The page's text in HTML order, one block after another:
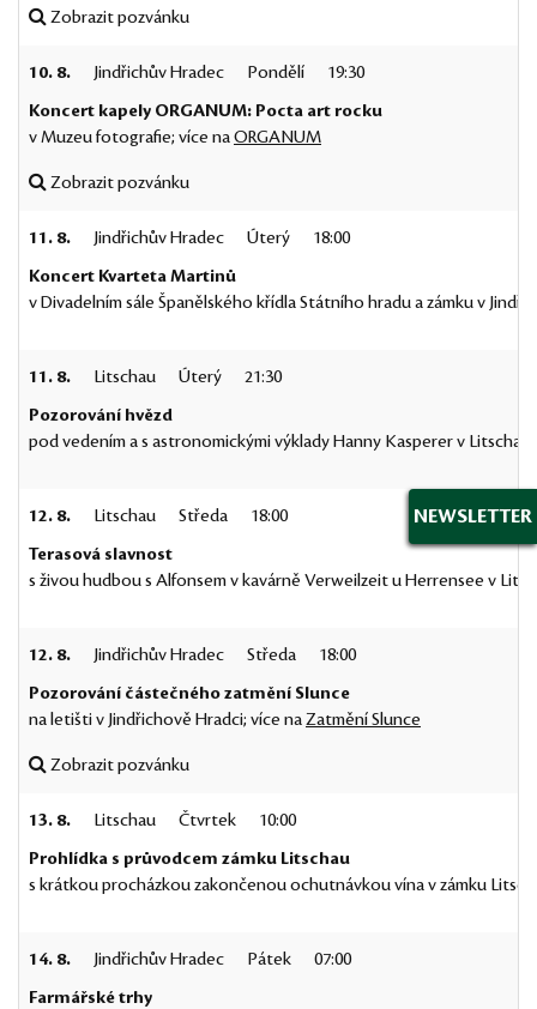
Zobrazit pozvánku
10. 8. Jindřichův Hradec Pondělí
19:30
Koncert kapely ORGANUM: Pocta art rocku
v Muzeu fotografie; více naORGANUM
Zobrazit pozvánku
11. 8. Jindřichův Hradec Úterý
18:00
Koncert Kvarteta Martinů
v Divadelním sále Španělského křídla Státního hradu a zámku v
11. 8. Litschau Úterý
21:30
Pozorování hvězd
pod vedením a s astronomickými výklady Hanny Kasperer v
12. 8. Litschau Středa
18:00
Terasová slavnost
s živou hudbou s Alfonsem v kavárně Verweilzeit u Herrensee v
12. 8. Jindřichův Hradec Středa
18:00
Pozorování částečného zatmění Slunce
na letišti v Jindřichově Hradci; více naZatmění Slunce
Zobrazit pozvánku
13. 8. Litschau Čtvrtek
10:00
Prohlídka s průvodcem zámku Litschau
s krátkou procházkou zakončenou ochutnávkou vína v zámku
14. 8. Jindřichův Hradec Pátek
07:00
Farmářské trhy
NEWSLETTER